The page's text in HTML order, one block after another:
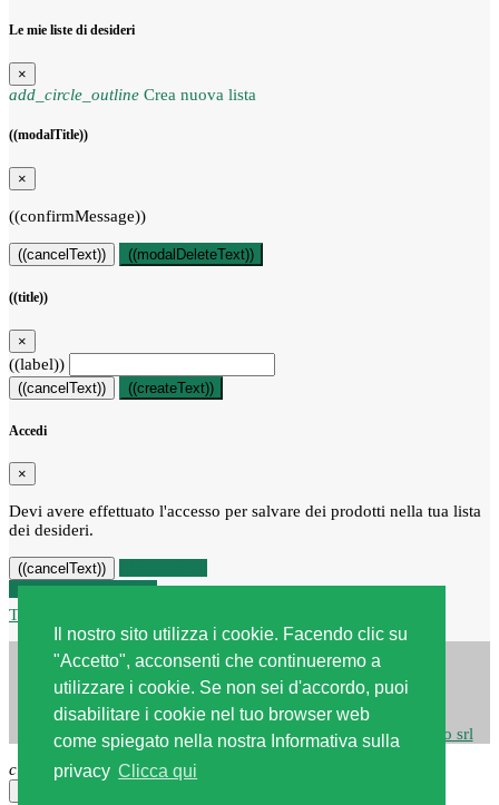
Il nostro sito utilizza i cookie. Facendo clic su
"Accetto", acconsenti che continueremo a
utilizzare i cookie. Se non sei d'accordo, puoi
disabilitare i cookie nel tuo browser web
come spiegato nella nostra Informativa sulla
privacy Clicca qui
Le mie liste di desideri
×
add_circle_outline Crea nuova lista
((modalTitle))
×
((confirmMessage))
((cancelText)) ((modalDeleteText))
((title))
×
((label))
((cancelText)) ((createText))
Accedi
×
Devi avere effettuato l'accesso per salvare dei prodotti nella tua lista
dei desideri.
((cancelText))
Recesso dal contratto
Traccia stato del recesso
Copyright © 2026Centro edile srl| Powered byWebstudio srl
close